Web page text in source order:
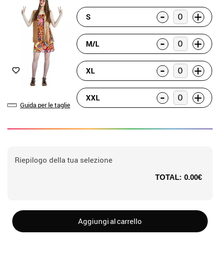
Guida per le taglie
S - +
M/L - +
XL - +
XXL - +
Riepilogo della tua selezione
TOTAL: 0.00€
Aggiungi al carrello